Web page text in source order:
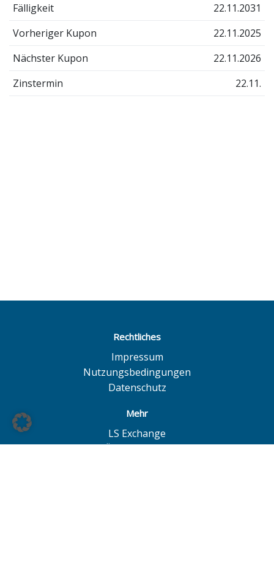
Fälligkeit
22.11.2031
Vorheriger Kupon
22.11.2025
Nächster Kupon
22.11.2026
Zinstermin
22.11.
Rechtliches
Impressum
Nutzungsbedingungen
Datenschutz
Mehr
LS Exchange
BÖAG Börsen AG